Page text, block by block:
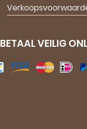
BETAAL VEILIG